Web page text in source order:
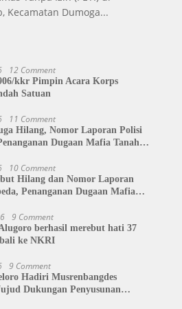
Kecamatan Dumoga...
12 Comment
kkr Pimpin Acara Korps
Satuan
11 Comment
Hilang, Nomor Laporan Polisi
Dugaan Mafia Tanah
Hingga Tingkat Pusat
10 Comment
Hilang dan Nomor Laporan
Penanganan Dugaan Mafia
9 Comment
berhasil merebut hati 37
ke NKRI
9 Comment
Hadiri Musrenbangdes
Dukungan Penyusunan